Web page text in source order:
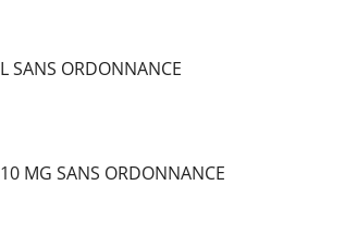
SANS ORDONNANCE
MG SANS ORDONNANCE